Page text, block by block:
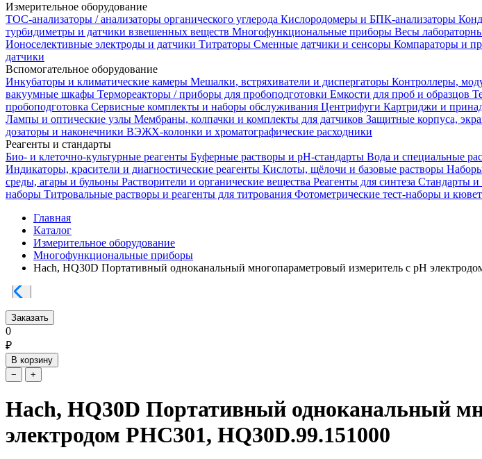
Измерительное оборудование
TOC-анализаторы / анализаторы органического углерода Кислородомеры и БПК-анализаторы
турбидиметры и датчики взвешенных веществ Многофункциональные приборы Весы
Ионоселективные электроды и датчики Титраторы Сменные датчики и сенсоры Компараторы и
датчики
Вспомогательное оборудование
Инкубаторы и климатические камеры Мешалки, встряхиватели и диспергаторы Контроллеры,
вакуумные шкафы Термореакторы / приборы для пробоподготовки Емкости для проб и образцов
пробоподготовка Сервисные комплекты и наборы обслуживания Центрифуги Картриджи и
Лампы и оптические узлы Мембраны, колпачки и комплекты для датчиков Защитные корпуса,
дозаторы и наконечники ВЭЖХ-колонки и хроматографические расходники
Реагенты и стандарты
Био- и клеточно-культурные реагенты Буферные растворы и pH-стандарты Вода и специальные
Индикаторы, красители и диагностические реагенты Кислоты, щёлочи и базовые растворы
среды, агары и бульоны Растворители и органические вещества Реагенты для синтеза Стандарты и
наборы Титровальные растворы и реагенты для титрования Фотометрические тест-наборы и
Главная
Каталог
Измерительное оборудование
Многофункциональные приборы
Hach, HQ30D Портативный одноканальный многопараметровый измеритель с pH
Заказать
0
₽
В корзину
−
+
Hach, HQ30D Портативный одноканальный
электродом PHC301, HQ30D.99.151000